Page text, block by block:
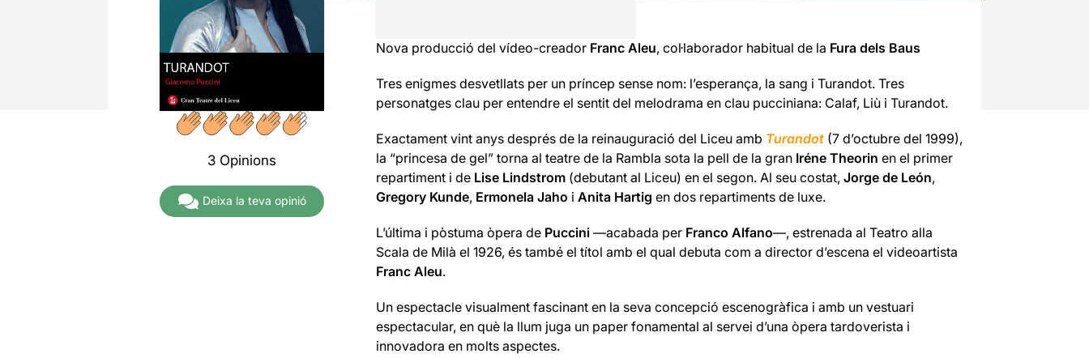
3 Opinions
Deixa la teva opinió
Nova producció del vídeo-creador Franc Aleu, col·laborador habitual de la Fura dels Baus
Tres enigmes desvetllats per un príncep sense nom: l’esperança, la sang i Turandot. Tres
personatges clau per entendre el sentit del melodrama en clau pucciniana: Calaf, Liù i Turandot.
Exactament vint anys després de la reinauguració del Liceu amb Turandot (7 d’octubre del 1999),
la “princesa de gel” torna al teatre de la Rambla sota la pell de la gran Iréne Theorin en el primer
repartiment i de Lise Lindstrom(debutant al Liceu) en el segon. Al seu costat, Jorge de León,
Gregory Kunde, Ermonela Jaho i Anita Hartig en dos repartiments de luxe.
L’última i pòstuma òpera de Puccini—acabada per Franco Alfano—, estrenada al Teatro alla
Scala de Milà el 1926, és també el títol amb el qual debuta com a director d’escena el videoartista
Franc Aleu.
Un espectacle visualment fascinant en la seva concepció escenogràfica i amb un vestuari
espectacular, en què la llum juga un paper fonamental al servei d’una òpera tardoverista i
innovadora en molts aspectes.